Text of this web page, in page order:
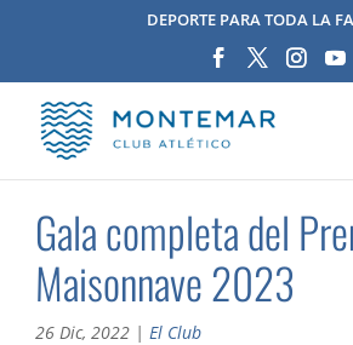
DEPORTE PARA TODA LA
Gala completa del
Maisonnave 2023
26 Dic, 2022 |El Club